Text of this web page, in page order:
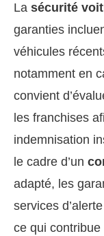
La sécurité
garanties
véhicules
notamment en
convient
les franchises
indemnisation
le cadre d’un
adapté, les
services
ce qui